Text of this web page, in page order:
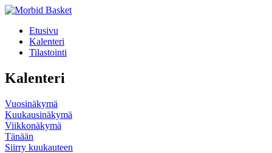
Etusivu
Kalenteri
Tilastointi
Kalenteri
Vuosinäkymä
Kuukausinäkymä
Viikkonäkymä
Tänään
Siirry kuukauteen